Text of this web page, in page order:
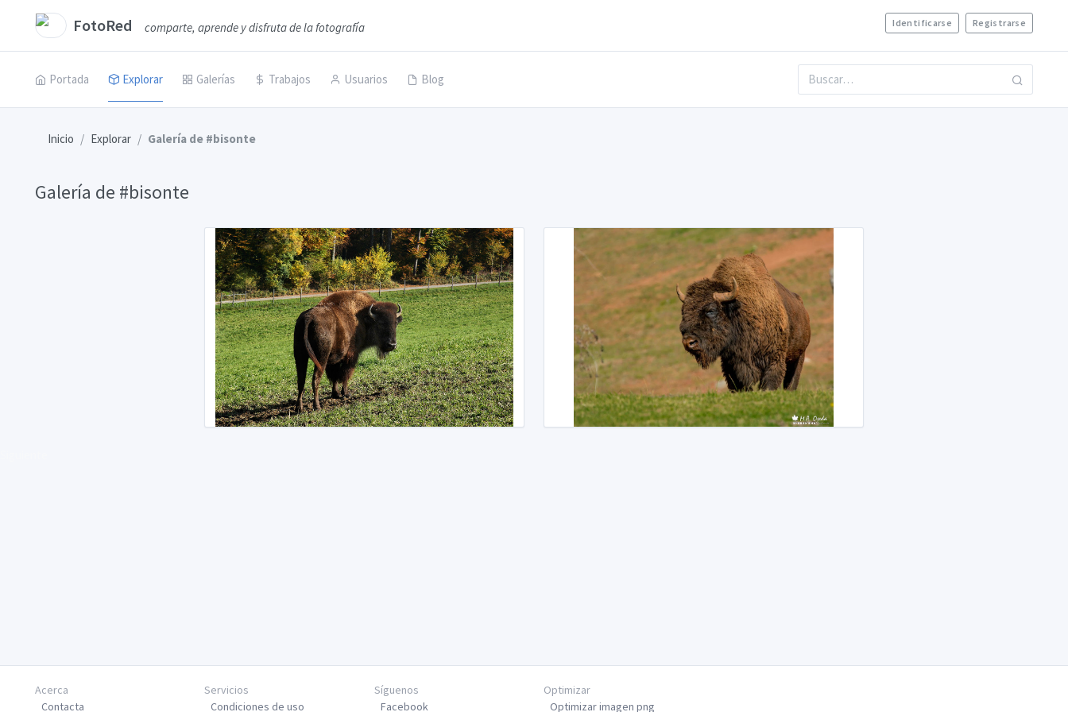
FotoRed comparte, aprende y disfruta de la fotografía Identificarse Registrarse
Portada Explorar Galerías Trabajos Usuarios Blog
Inicio Explorar Galería de #bisonte
Galería de #bisonte
Acerca
Contacta
Servicios
Condiciones de uso
Síguenos
Facebook
Optimizar
Optimizar imagen png